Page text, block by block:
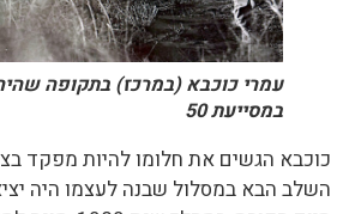
עמרי כוכבא (במרכז) בתקופה
במסייעת 50
כוכבא הגשים את חלומו להיות מפקד
השלב הבא במסלול שבנה לעצמו היה